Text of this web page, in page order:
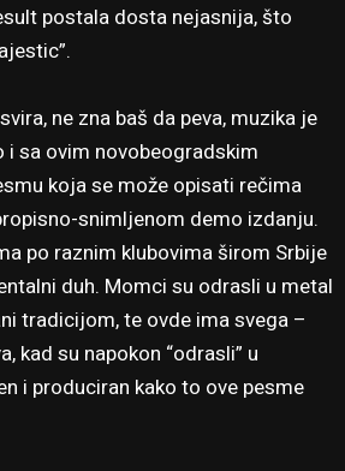
postala dosta nejasnija, što
ne zna baš da peva, muzika je
i sa ovim novobeogradskim
koja se može opisati rečima
snimljenom demo izdanju.
po raznim klubovima širom Srbije
duh. Momci su odrasli u metal
tradicijom, te ovde ima svega –
kad su napokon “odrasli” u
i produciran kako to ove pesme